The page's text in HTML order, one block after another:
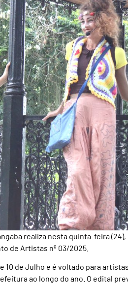
realiza nesta quinta-feira (24),
de Artistas nº 03/2025.
10 de Julho e é voltado para
ao longo do ano. O edital